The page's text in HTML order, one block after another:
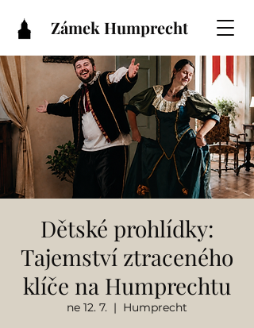
Zámek Humprecht
Dětské prohlídky:
Tajemství ztraceného
klíče na Humprechtu
ne 12. 7.
  |
Humprecht